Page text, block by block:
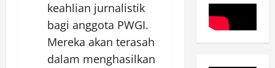
keahlian jurnalistik
bagi anggota PWGI.
Mereka akan terasah
dalam menghasilkan